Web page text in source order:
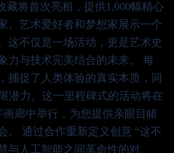
藏将首次亮相，提供1,000幅精心
、艺术爱好者和梦想家展示一个
这不仅是一场活动，更是艺术史
力与技术完美结合的未来。 每
捕捉了人类体验的真实本质，同
潜力。这一里程碑式的活动将在
画廊中举行，为您提供亲眼目睹
。 通过合作重新定义创意 “这不
与人工智能之间革命性的对